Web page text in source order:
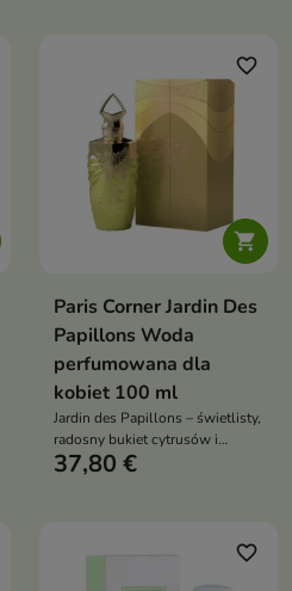

favorite_border
Paris Corner Jardin Des
Papillons Woda
perfumowana dla
kobiet 100 ml
Jardin des Papillons – świetlisty,
radosny bukiet cytrusów i
białych kwiatów, otulony
37,80 €
favorite_border